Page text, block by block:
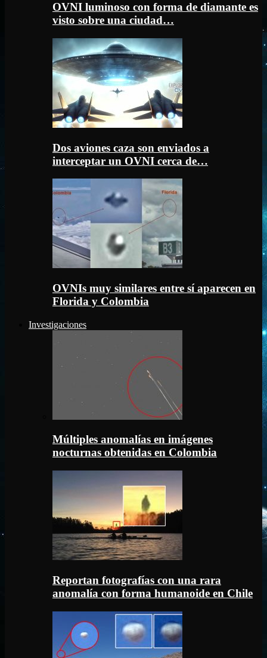
OVNI luminoso con forma de diamante es
visto sobre una ciudad…
Dos aviones caza son enviados a
interceptar un OVNI cerca de…
OVNIs muy similares entre sí aparecen en
Florida y Colombia
Investigaciones
Múltiples anomalías en imágenes
nocturnas obtenidas en Colombia
Reportan fotografías con una rara
anomalía con forma humanoide en Chile